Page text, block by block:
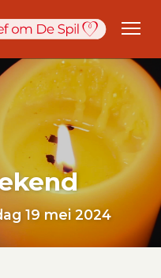
19 mei 2024